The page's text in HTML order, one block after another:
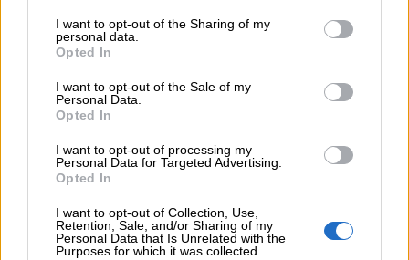
I want to opt-out of the Sharing of my
personal data.
Opted In
I want to opt-out of the Sale of my
Personal Data.
Opted In
I want to opt-out of processing my
Personal Data for Targeted Advertising.
Opted In
I want to opt-out of Collection, Use,
Retention, Sale, and/or Sharing of my
Personal Data that Is Unrelated with the
Purposes for which it was collected.
Barzellette
Educazione
Fiabe classiche